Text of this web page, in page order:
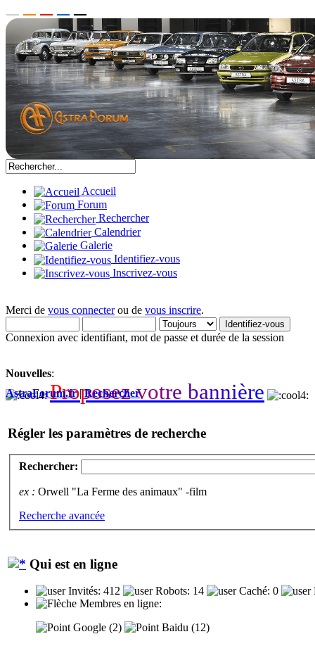
Accueil
Forum
Rechercher
Calendrier
Galerie
Identifiez-vous
Inscrivez-vous
Merci de vous connecterou de vous inscrire.
Connexion avec identifiant, mot de passe et durée de la session
Nouvelles:
Proposez votre bannière
AstraForum.fr|Rechercher
Régler les paramètres de recherche
Rechercher:
ex : Orwell "La Ferme des animaux" -film
Recherche avancée
Qui est en ligne
Invités: 412 Robots: 14 Caché: 0
Membres en ligne:
Google (2)
Baidu (12)